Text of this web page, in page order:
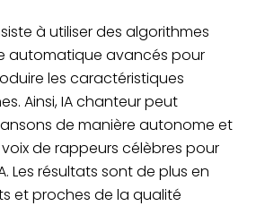
à utiliser des algorithmes
automatique avancés pour
les caractéristiques
Ainsi, IA chanteur peut
de manière autonome et
de rappeurs célèbres pour
Les résultats sont de plus en
et proches de la qualité